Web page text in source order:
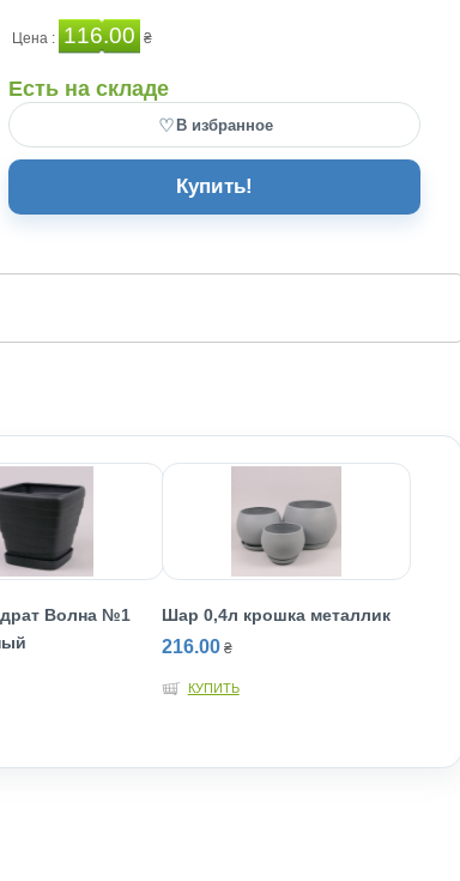
Цена : 116.00 ₴
Есть на складе
♡ В избранное
Купить!
Волна №1
Шар 0,4л крошка металлик
216.00 ₴
КУПИТЬ